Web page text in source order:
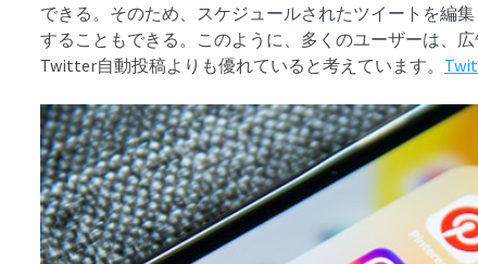
できる。そのため、スケジュールされたツイートを編
することもできる。このように、多くのユーザーは、
Twitter自動投稿よりも優れていると考えています。